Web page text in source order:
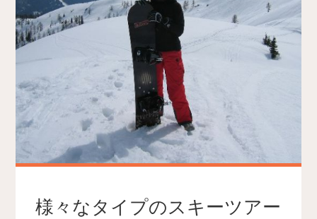
様々なタイプのスキーツアー